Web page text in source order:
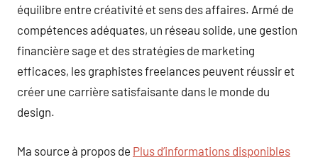
équilibre entre créativité et sens des affaires. Armé de
compétences adéquates, un réseau solide, une gestion
financière sage et des stratégies de marketing
efficaces, les graphistes freelances peuvent réussir et
créer une carrière satisfaisante dans le monde du
design.
Ma source à propos de Plus d’informations disponibles